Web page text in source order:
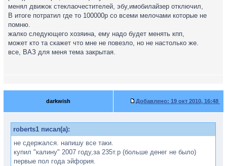
менял движок стеклаочестителей, эбу,имобилайзер отключил,
В итоге потратил где то 100000р со всеми мелочами которые не
помню.
жалко следующего хозяина, ему надо будет менять кпп,
может кто та скажет что мне не повезло, но не настолько же.
все, ВАЗ для меня тема закрытая.
darkwish Добавлено: 19 окт 2010, 16:48
roberts1 писал(а):
не сдержался. напишу все таки.
купил "калину" 2007 году,за 235т.р (больше денег не было)
первые пол года эйфория.